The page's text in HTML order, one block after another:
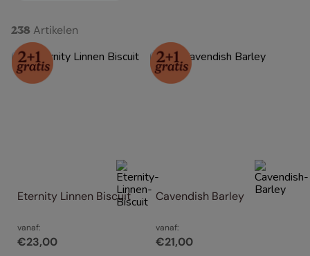
238 Artikelen
Eternity Linnen Biscuit
vanaf:
€23,00
Cavendish Barley
vanaf:
€21,00